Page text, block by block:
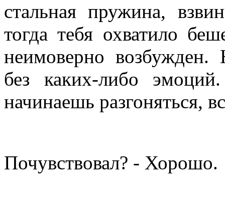
стальная пружина,
тогда тебя охватило
неимоверно
без каких-либо
начинаешь разгоняться,
Почувствовал? - Хорошо.